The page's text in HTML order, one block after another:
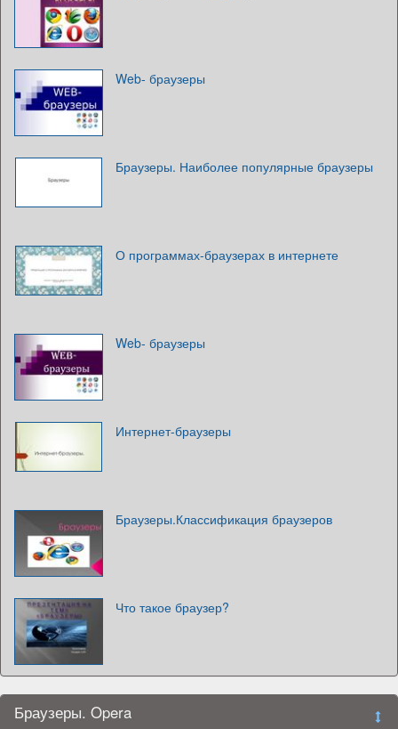
Web- браузеры
Браузеры. Наиболее популярные браузеры
О программах-браузерах в интернете
Web- браузеры
Интернет-браузеры
Браузеры.Классификация браузеров
Что такое браузер?
Браузеры. Opera